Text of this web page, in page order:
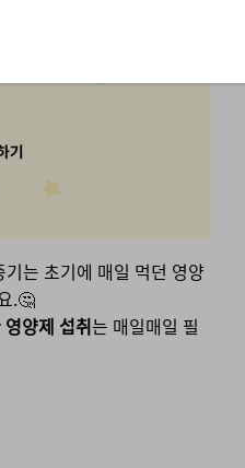
기는 초기에 매일 먹던 영양
.🤔
영양제 섭취는 매일매일 필